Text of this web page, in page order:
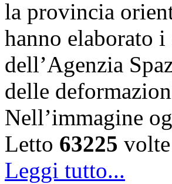
la provincia
hanno elaborato
dell’Agenzia
delle
Nell’immagine
Letto 63225 volte
Leggi tutto...